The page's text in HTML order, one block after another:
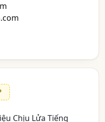
Chịu Lửa Tiếng